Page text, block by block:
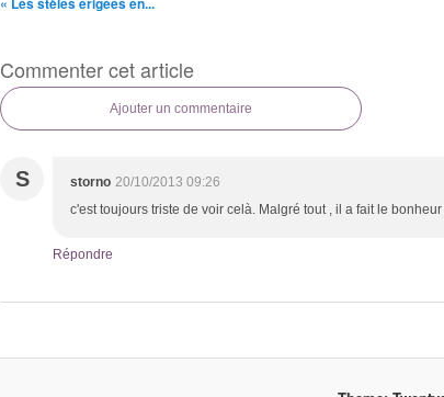
Commenter cet article
Ajouter un commentaire
S storno 20/10/2013 09:26
c'est toujours triste de voir celà. Malgré tout , il a fait le
Répondre